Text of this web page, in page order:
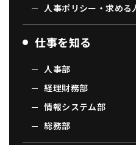
人事ポリシー・求める
仕事を知る
人事部
経理財務部
情報システム部
総務部